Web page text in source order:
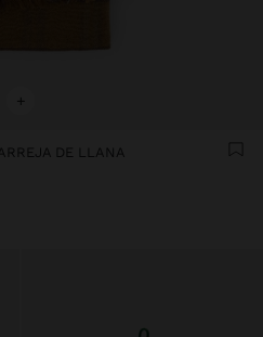
+
DE LLANA